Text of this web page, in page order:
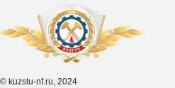
© kuzstu-nf.ru, 2024